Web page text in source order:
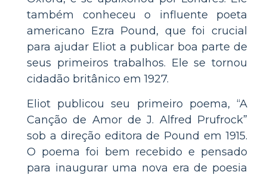
também conheceu o influente poeta
americano Ezra Pound, que foi crucial
para ajudar Eliot a publicar boa parte de
seus primeiros trabalhos. Ele se tornou
cidadão britânico em 1927.
Eliot publicou seu primeiro poema, “A
Canção de Amor de J. Alfred Prufrock”
sob a direção editora de Pound em 1915.
O poema foi bem recebido e pensado
para inaugurar uma nova era de poesia